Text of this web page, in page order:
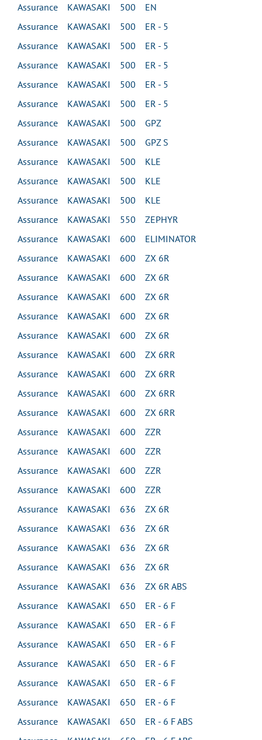
Assurance KAWASAKI 500 EN
Assurance KAWASAKI 500 ER - 5
Assurance KAWASAKI 500 ER - 5
Assurance KAWASAKI 500 ER - 5
Assurance KAWASAKI 500 ER - 5
Assurance KAWASAKI 500 ER - 5
Assurance KAWASAKI 500 GPZ
Assurance KAWASAKI 500 GPZ S
Assurance KAWASAKI 500 KLE
Assurance KAWASAKI 500 KLE
Assurance KAWASAKI 500 KLE
Assurance KAWASAKI 550 ZEPHYR
Assurance KAWASAKI 600 ELIMINATOR
Assurance KAWASAKI 600 ZX 6R
Assurance KAWASAKI 600 ZX 6R
Assurance KAWASAKI 600 ZX 6R
Assurance KAWASAKI 600 ZX 6R
Assurance KAWASAKI 600 ZX 6R
Assurance KAWASAKI 600 ZX 6RR
Assurance KAWASAKI 600 ZX 6RR
Assurance KAWASAKI 600 ZX 6RR
Assurance KAWASAKI 600 ZX 6RR
Assurance KAWASAKI 600 ZZR
Assurance KAWASAKI 600 ZZR
Assurance KAWASAKI 600 ZZR
Assurance KAWASAKI 600 ZZR
Assurance KAWASAKI 636 ZX 6R
Assurance KAWASAKI 636 ZX 6R
Assurance KAWASAKI 636 ZX 6R
Assurance KAWASAKI 636 ZX 6R
Assurance KAWASAKI 636 ZX 6R ABS
Assurance KAWASAKI 650 ER - 6 F
Assurance KAWASAKI 650 ER - 6 F
Assurance KAWASAKI 650 ER - 6 F
Assurance KAWASAKI 650 ER - 6 F
Assurance KAWASAKI 650 ER - 6 F
Assurance KAWASAKI 650 ER - 6 F
Assurance KAWASAKI 650 ER - 6 F ABS